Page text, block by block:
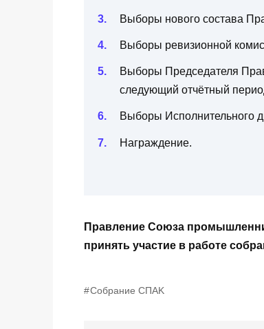
Выборы нового состава
Выборы ревизионной
Выборы Председателя
следующий отчётный
Выборы Исполнительного
Награждение.
Правление Союза
принять участие в работе
Собрание СПАK